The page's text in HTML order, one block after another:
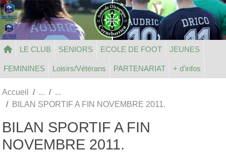
LE CLUB SENIORS ECOLE DE FOOT JEUNES
FEMININES Loisirs/Vétérans PARTENARIAT + d'infos
Accueil
BILAN SPORTIF A FIN NOVEMBRE 2011.
BILAN SPORTIF A FIN
NOVEMBRE 2011.
Panneau de gestion des cookies